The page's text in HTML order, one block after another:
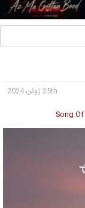
25th ژوئن 2024
Song Of